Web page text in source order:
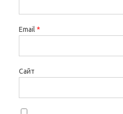
Email *
Сайт